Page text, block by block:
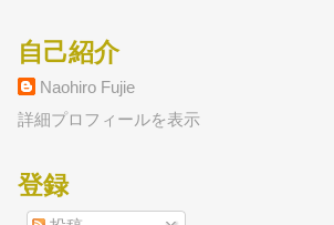
自己紹介
Naohiro Fujie
詳細プロフィールを表示
登録